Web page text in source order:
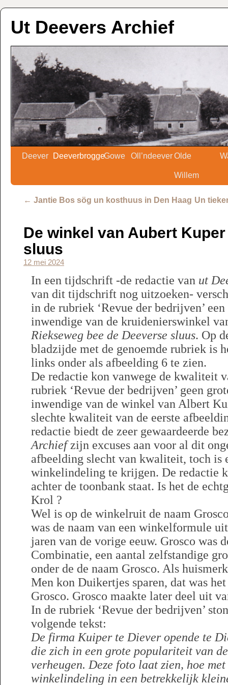
Ut Deevers Archief
Deever DeeverbroggeGowe Oll’ndeeverOlde
Willem
← Jantie Bos sög un kosthuus in Den Haag Un
De winkel van Aubert
sluus
12 mei 2024
In een tijdschrift -de redactie van ut
van dit tijdschrift nog uitzoeken-
in de rubriek ‘Revue der bedrijven’
inwendige van de kruidenierswinkel
Riekseweg bee de Deeverse sluus. Op
bladzijde met de genoemde rubriek is
links onder als afbeelding 6 te zien.
De redactie kon vanwege de kwaliteit
rubriek ‘Revue der bedrijven’ geen
inwendige van de winkel van Albert
slechte kwaliteit van de eerste
redactie biedt de zeer gewaardeerde
Archiefzijn excuses aan voor al dit
afbeelding slecht van kwaliteit, toch is
winkelindeling te krijgen. De redactie
achter de toonbank staat. Is het de
Krol ?
Wel is op de winkelruit de naam
was de naam van een winkelformule
jaren van de vorige eeuw. Grosco was
Combinatie, een aantal zelfstandige
onder de de naam Grosco. Als
Men kon Duikertjes sparen, dat was
Grosco. Grosco maakte later deel uit
In de rubriek ‘Revue der bedrijven’
volgende tekst:
De firma Kuiper te Diever opende te
die zich in een grote populariteit van
verheugen. Deze foto laat zien, hoe
winkelindeling in een betrekkelijk